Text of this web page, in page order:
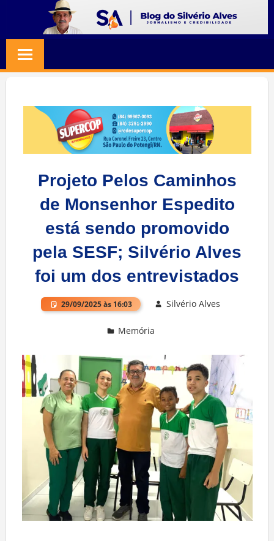
content
SILVERIO
ALVES
Jornalismo
Credibilidade
Projeto Pelos Caminhos
de Monsenhor Espedito
está sendo promovido
pela SESF; Silvério Alves
foi um dos entrevistados
29/09/2025 às 16:03 Silvério Alves
Memória